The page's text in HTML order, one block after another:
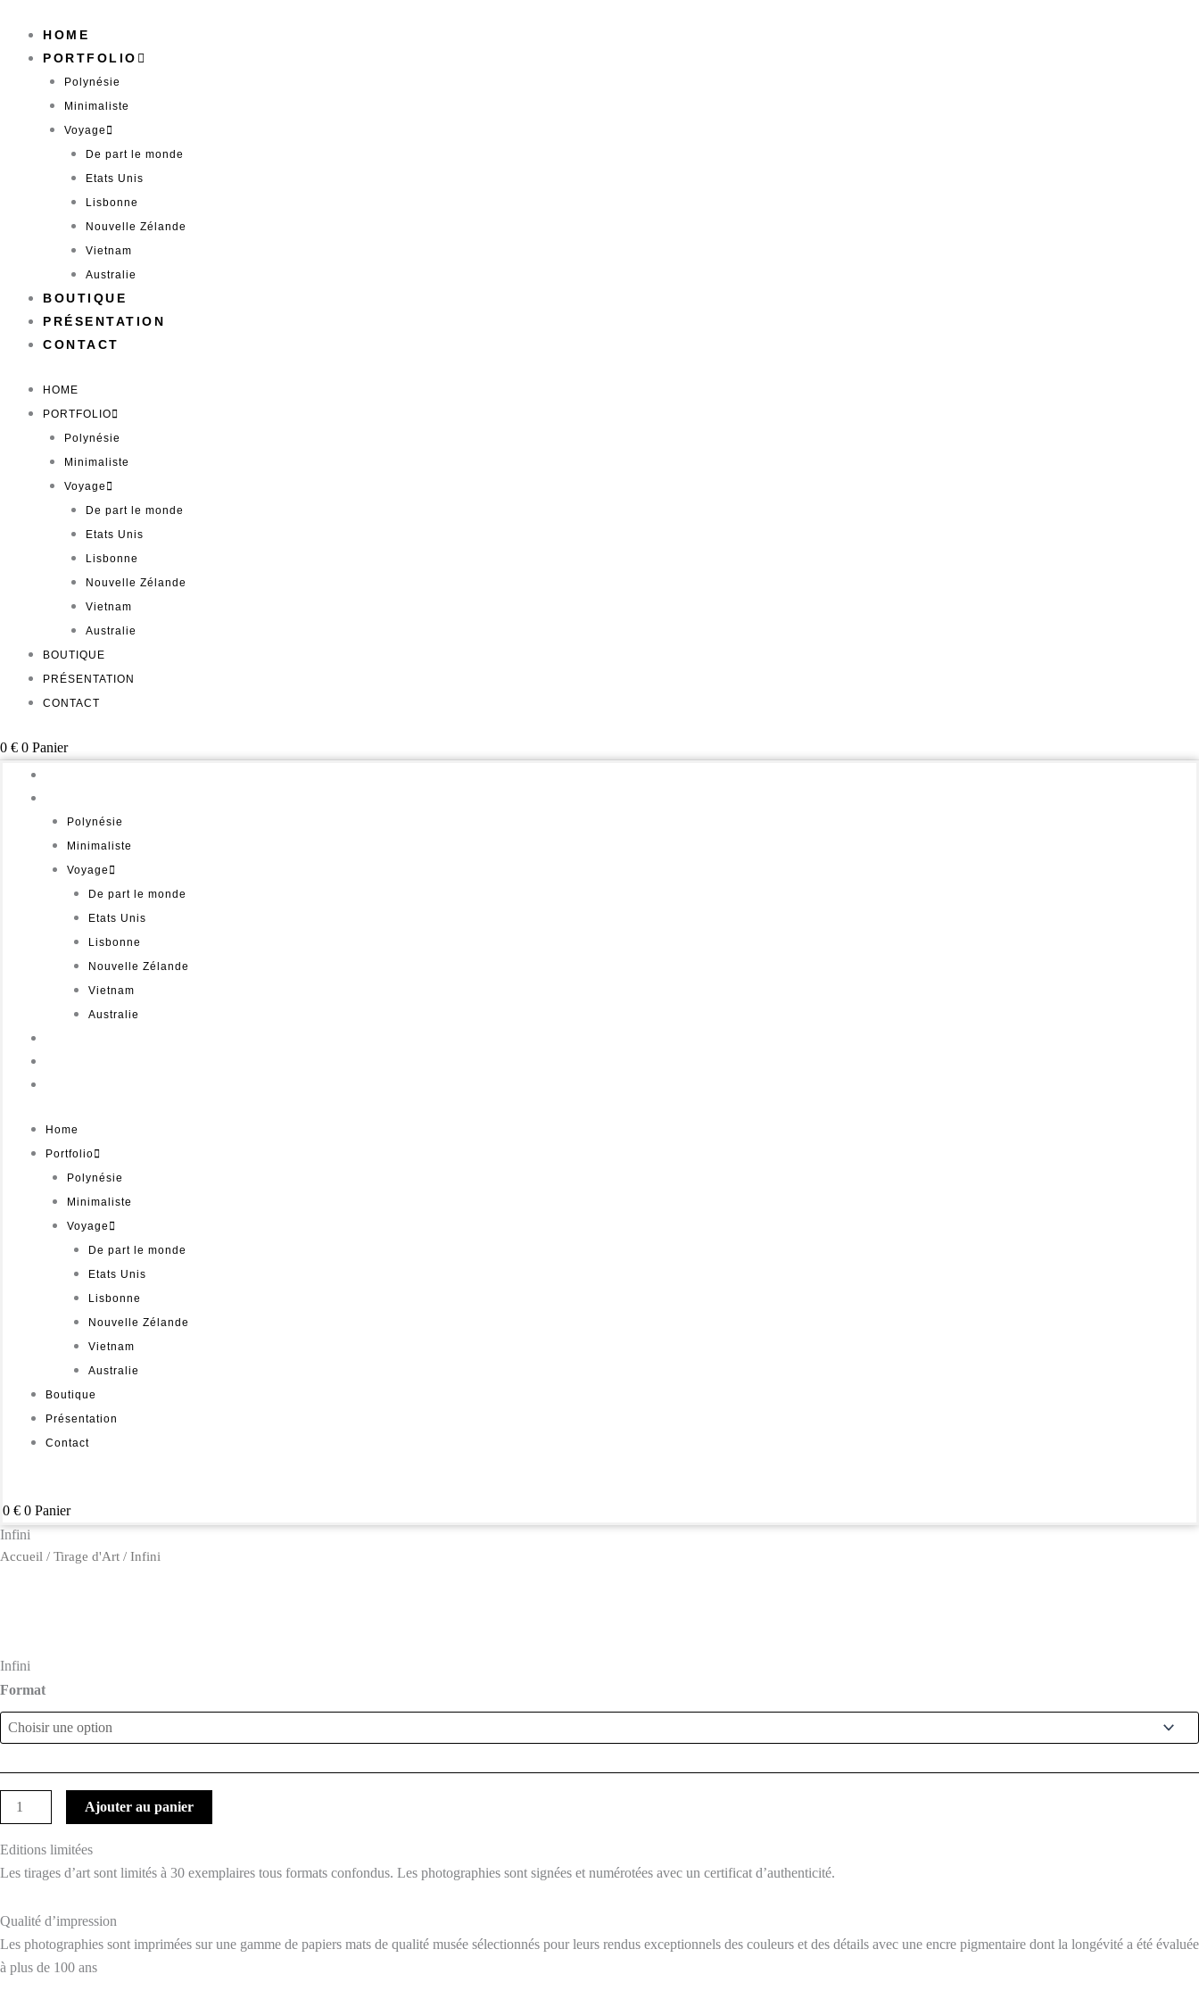
contenu
HOME
PORTFOLIO
Polynésie
Minimaliste
Voyage
De part le monde
Etats Unis
Lisbonne
Nouvelle Zélande
Vietnam
Australie
BOUTIQUE
PRÉSENTATION
CONTACT
HOME
PORTFOLIO
Polynésie
Minimaliste
Voyage
De part le monde
Etats Unis
Lisbonne
Nouvelle Zélande
Vietnam
Australie
BOUTIQUE
PRÉSENTATION
CONTACT
0 € 0 Panier
Polynésie
Minimaliste
Voyage
De part le monde
Etats Unis
Lisbonne
Nouvelle Zélande
Vietnam
Australie
Home
Portfolio
Polynésie
Minimaliste
Voyage
De part le monde
Etats Unis
Lisbonne
Nouvelle Zélande
Vietnam
Australie
Boutique
Présentation
Contact
0 € 0 Panier
Infini
Accueil / Tirage d'Art / Infini
Infini
Format
quantité
de
Ajouter au panier
Editions limitées
Les tirages d’art sont limités à 30 exemplaires tous formats confondus. Les photographies sont signées et numérotées avec un certificat d’authenticité.
Qualité d’impression
Les photographies sont imprimées sur une gamme de papiers mats de qualité musée sélectionnés pour leurs rendus exceptionnels des couleurs et des détails avec une encre pigmentaire dont la longévité a été évaluée
à plus de 100 ans